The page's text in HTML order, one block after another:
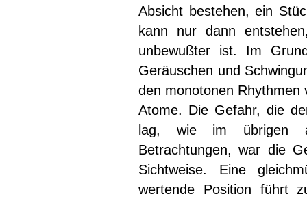
Absicht bestehen, ein
kann nur dann
unbewußter ist. Im
Geräuschen und
den monotonen Rhythmen
Atome. Die Gefahr, die
lag, wie im übrigen
Betrachtungen, war die
Sichtweise. Eine
wertende Position führt